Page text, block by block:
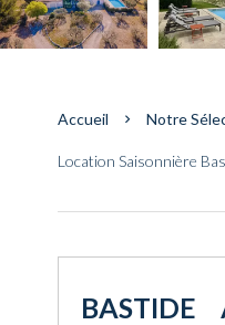
Accueil Notre
Location Saisonnière